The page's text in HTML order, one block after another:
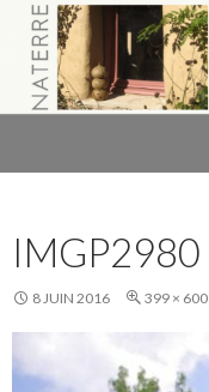
IMGP2980
8 JUIN 2016 399 × 600